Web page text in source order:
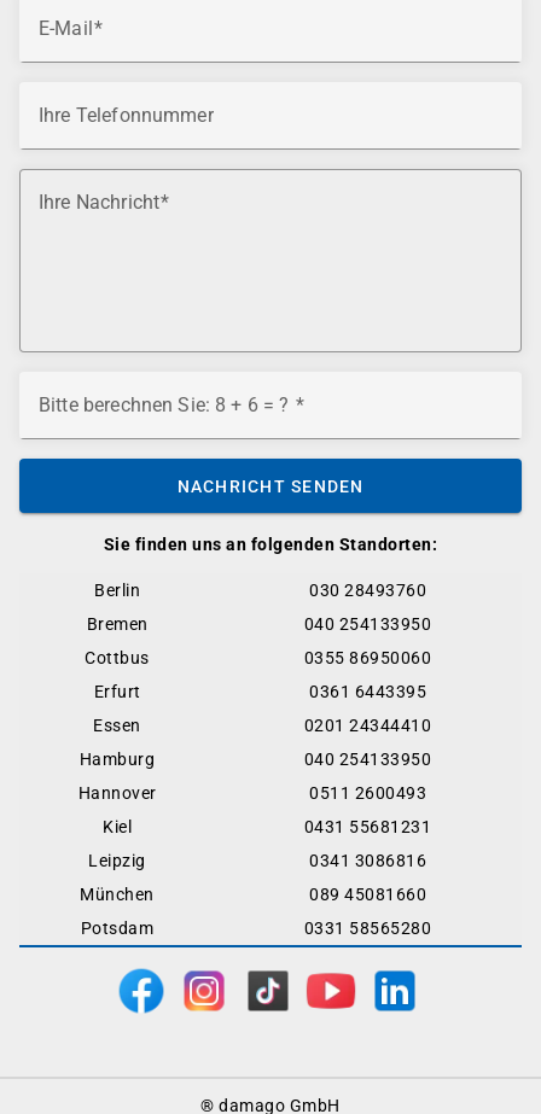
Sie finden uns an folgenden Standorten:
Berlin
030 28493760
Bremen
040 254133950
Cottbus
0355 86950060
Erfurt
0361 6443395
Essen
0201 24344410
Hamburg
040 254133950
Hannover
0511 2600493
Kiel
0431 55681231
Leipzig
0341 3086816
München
089 45081660
Potsdam
0331 58565280
E-Mail
Ihre Telefonnummer
Ihre Nachricht
Bitte berechnen Sie: 8 + 6 = ?
NACHRICHT SENDEN
® damago GmbH